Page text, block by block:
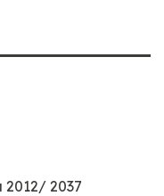
2012/ 2037